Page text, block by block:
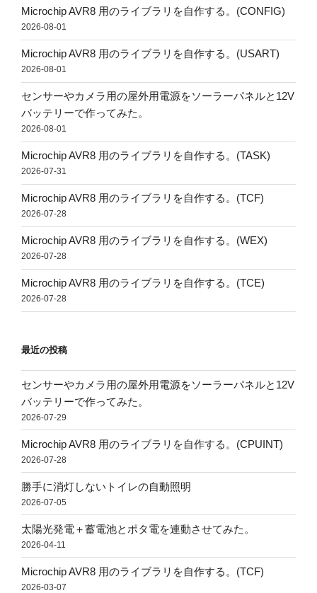
Microchip AVR8 用のライブラリを自作する。(CONFIG)
2026-08-01
Microchip AVR8 用のライブラリを自作する。(USART)
2026-08-01
センサーやカメラ用の屋外用電源をソーラーパネルと12V
バッテリーで作ってみた。
2026-08-01
Microchip AVR8 用のライブラリを自作する。(TASK)
2026-07-31
Microchip AVR8 用のライブラリを自作する。(TCF)
2026-07-28
Microchip AVR8 用のライブラリを自作する。(WEX)
2026-07-28
Microchip AVR8 用のライブラリを自作する。(TCE)
2026-07-28
最近の投稿
センサーやカメラ用の屋外用電源をソーラーパネルと12V
バッテリーで作ってみた。
2026-07-29
Microchip AVR8 用のライブラリを自作する。(CPUINT)
2026-07-28
勝手に消灯しないトイレの自動照明
2026-07-05
太陽光発電＋蓄電池とポタ電を連動させてみた。
2026-04-11
Microchip AVR8 用のライブラリを自作する。(TCF)
2026-03-07